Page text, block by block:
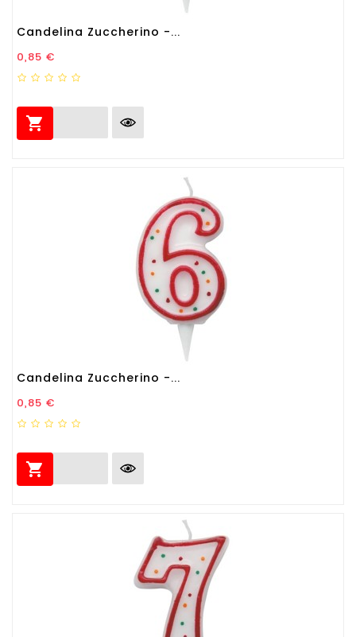
Candelina Zuccherino -...
Prezzo
0,85 €

Candelina Zuccherino -...
Prezzo
0,85 €
